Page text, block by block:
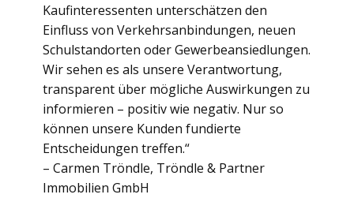
Kaufinteressenten unterschätzen den
Einfluss von Verkehrsanbindungen, neuen
Schulstandorten oder Gewerbeansiedlungen.
Wir sehen es als unsere Verantwortung,
transparent über mögliche Auswirkungen zu
informieren – positiv wie negativ. Nur so
können unsere Kunden fundierte
Entscheidungen treffen.“
– Carmen Tröndle, Tröndle & Partner
Immobilien GmbH